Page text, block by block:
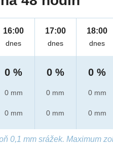
16:00
dnes
0 %
0 mm
0 mm
17:00
dnes
0 %
0 mm
0 mm
18:00
dnes
0 %
0 mm
0 mm
0,1 mm srážek. Maximum